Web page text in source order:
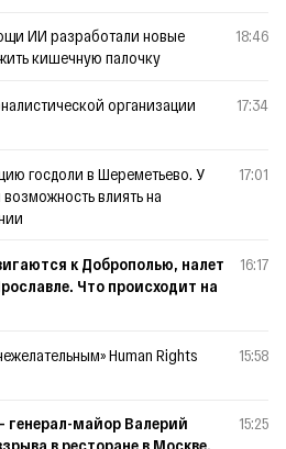
ИИ разработали новые
кишечную палочку
18:46
организации
17:34
госдоли в Шереметьево. У
влиять на
17:01
к Доброполью, налет
Что происходит на
16:17
Human Rights
15:58
генерал-майор Валерий
в ресторане в Москве.
15:25